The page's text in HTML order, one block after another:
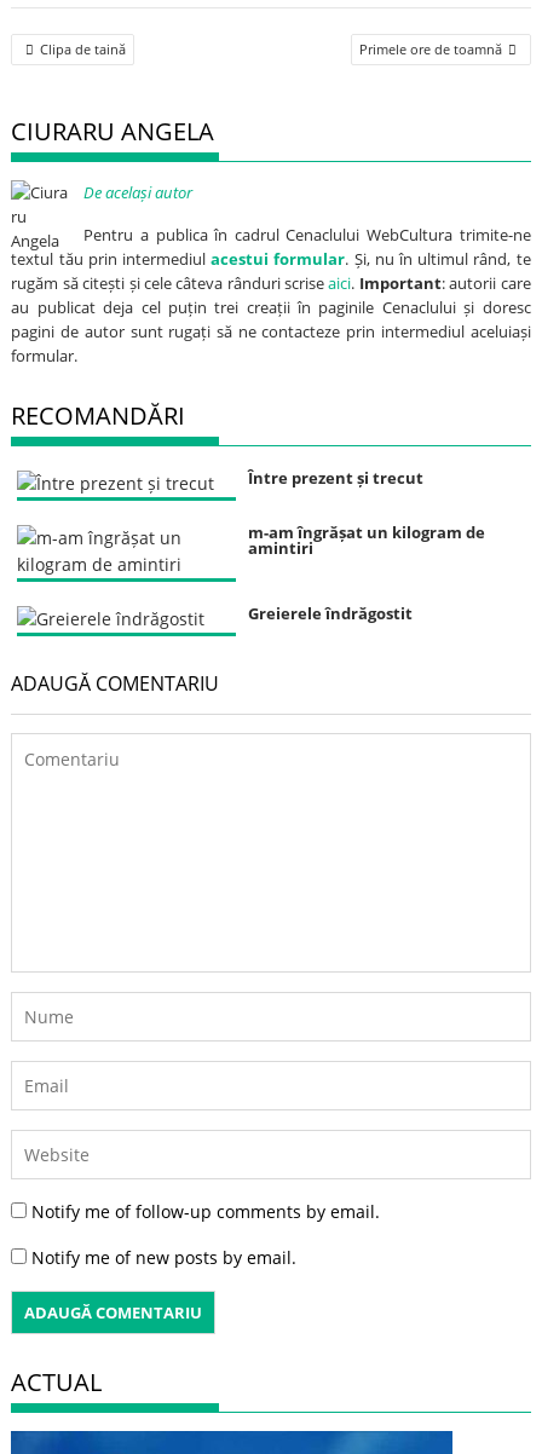
Post
navigation
Clipa de taină Primele ore de toamnă
CIURARU ANGELA
De același autor
Pentru a publica în cadrul Cenaclului WebCultura trimite-ne
textul tău prin intermediulacestui formular. Și, nu în ultimul rând, te
rugăm să citești și cele câteva rânduri scriseaici. Important: autorii care
au publicat deja cel puțin trei creații în paginile Cenaclului și doresc
pagini de autor sunt rugați să ne contacteze prin intermediul aceluiași
formular.
RECOMANDĂRI
Între prezent și trecut
m-am îngrășat un kilogram de
amintiri
Greierele îndrăgostit
ADAUGĂ COMENTARIU
Notify me of follow-up comments by email.
Notify me of new posts by email.
ACTUAL